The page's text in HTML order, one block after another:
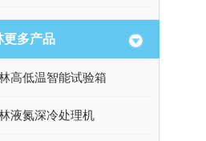
更多产品
高低温智能试验箱
液氮深冷处理机